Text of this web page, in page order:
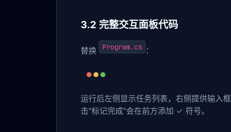
3.2 完整交互面板代码
替换 Program.cs ：
运行后左侧显示任务列表，右侧提供输入
击"标记完成"会在前方添加 ✓ 符号。